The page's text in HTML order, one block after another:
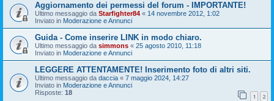
Aggiornamento dei permessi del forum - IMPORTANTE!
Ultimo messaggio da Starfighter84 « 14 novembre 2012, 1:02
Inviato in Moderazione e Annunci
Guida - Come inserire LINK in modo chiaro.
Ultimo messaggio da simmons « 25 agosto 2010, 11:18
Inviato in Moderazione e Annunci
LEGGERE ATTENTAMENTE! Inserimento foto di altri siti.
Ultimo messaggio da daccia « 7 maggio 2024, 14:27
Inviato in Moderazione e Annunci
Risposte: 18 1 2